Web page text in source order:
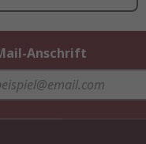
Anschrift